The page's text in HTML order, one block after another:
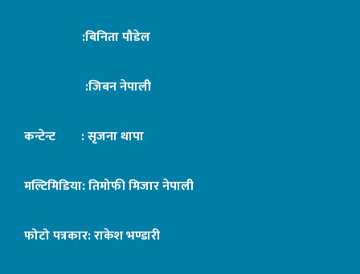
:बिनिता पौडेल
:जिबन नेपाली
कन्टेन्ट : सृजना थापा
मल्टिमिडिया: तिमोफी मिजार नेपाली
फोटो पत्रकार: राकेश भण्डारी